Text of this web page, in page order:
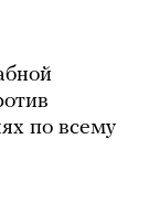
по всему